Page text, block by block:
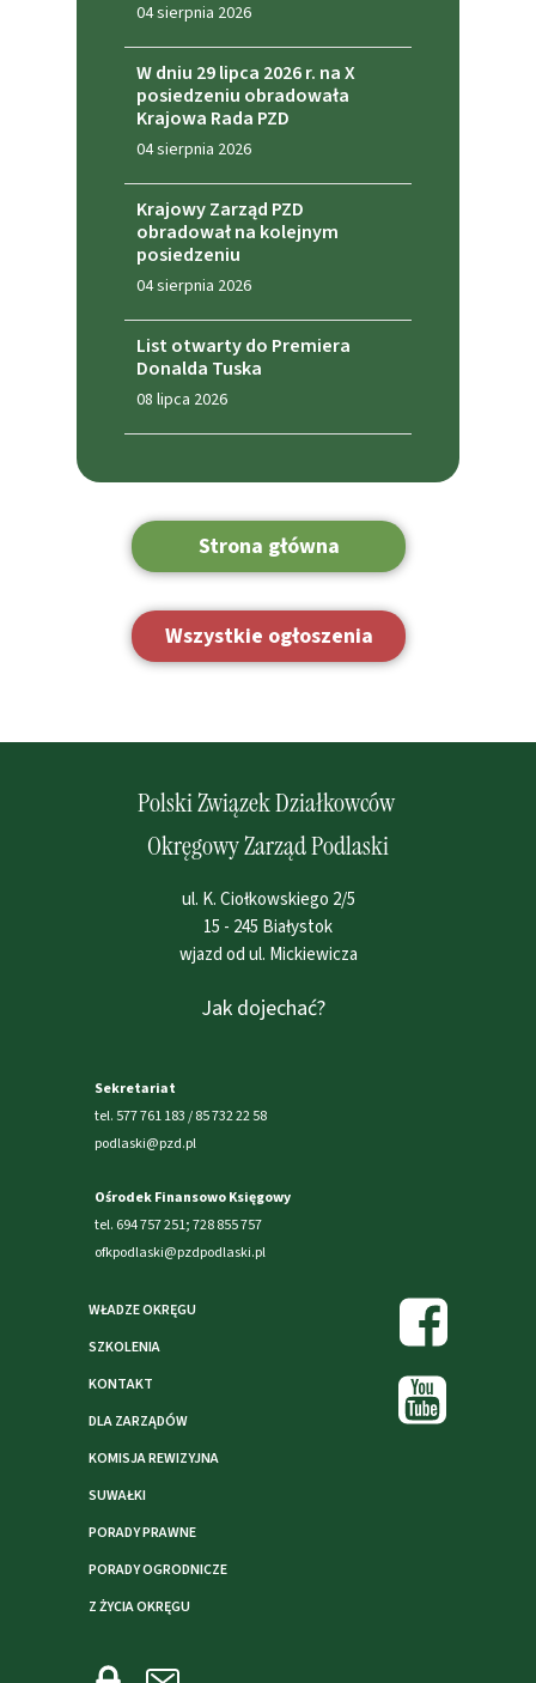
04 sierpnia 2026
W dniu 29 lipca 2026 r. na X
posiedzeniu obradowała
Krajowa Rada PZD
04 sierpnia 2026
Krajowy Zarząd PZD
obradował na kolejnym
posiedzeniu
04 sierpnia 2026
List otwarty do Premiera
Donalda Tuska
08 lipca 2026
Wszystkie ogłoszenia
Strona główna
Jak dojechać?
Polski Związek Działkowców
Okręgowy Zarząd Podlaski
ul. K. Ciołkowskiego 2/5
15 - 245 Białystok
wjazd od ul. Mickiewicza
Sekretariat
tel. 577 761 183 / 85 732 22 58
podlaski@pzd.pl
Ośrodek Finansowo Księgowy
tel. 694 757 251; 728 855 757
ofkpodlaski@pzdpodlaski.pl
WŁADZE OKRĘGU
SZKOLENIA
KONTAKT
DLA ZARZĄDÓW
KOMISJA REWIZYJNA
SUWAŁKI
PORADY PRAWNE
PORADY OGRODNICZE
Z ŻYCIA OKRĘGU